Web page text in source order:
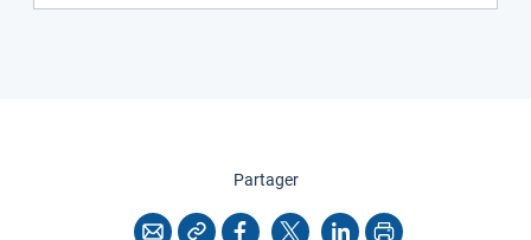
Partagercette page
CourrielCopier l'adresse
Facebook
X LinkedInImprimer